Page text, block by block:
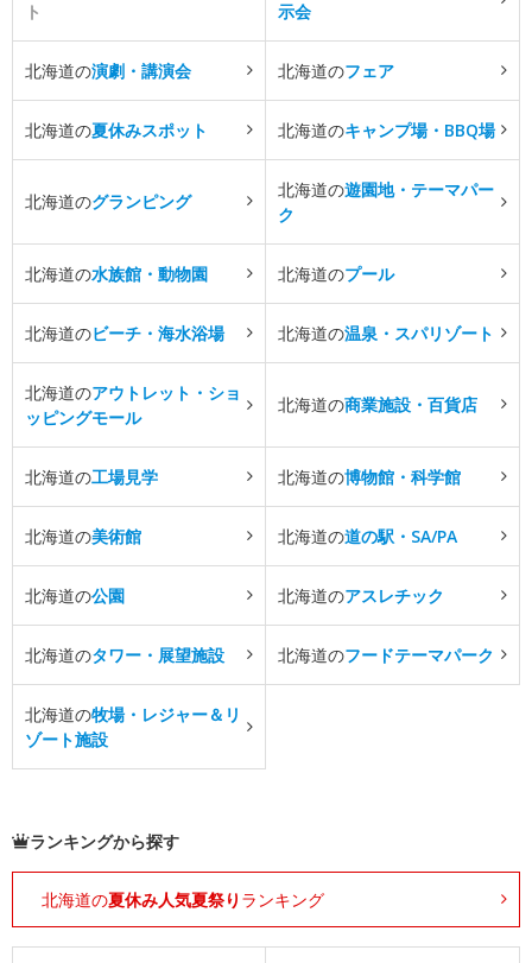
ト 示会
北海道の演劇・講演会 北海道のフェア
北海道の夏休みスポット 北海道のキャンプ場・BBQ場
北海道のグランピング
北海道の遊園地・テーマパー
ク
北海道の水族館・動物園 北海道のプール
北海道のビーチ・海水浴場 北海道の温泉・スパリゾート
北海道のアウトレット・ショ
ッピングモール
北海道の商業施設・百貨店
北海道の工場見学 北海道の博物館・科学館
北海道の美術館 北海道の道の駅・SA/PA
北海道の公園 北海道のアスレチック
北海道のタワー・展望施設 北海道のフードテーマパーク
北海道の牧場・レジャー＆リ
ゾート施設
ランキングから探す
北海道の夏休み人気夏祭り ランキング